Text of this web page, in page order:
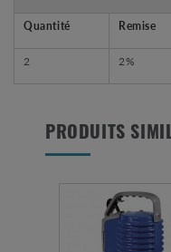
Quantité Remise
2 2%
PRODUITS